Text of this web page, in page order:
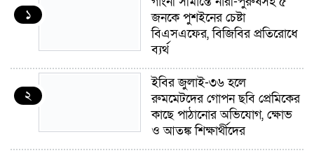
১
জনকে পুশইনের চেষ্টা
বিএসএফের, বিজিবির প্রতিরোধে
ব্যর্থ
২
ইবির জুলাই-৩৬ হলে
রুমমেটদের গোপন ছবি প্রেমিকের
কাছে পাঠানোর অভিযোগ, ক্ষোভ
ও আতঙ্ক শিক্ষার্থীদের